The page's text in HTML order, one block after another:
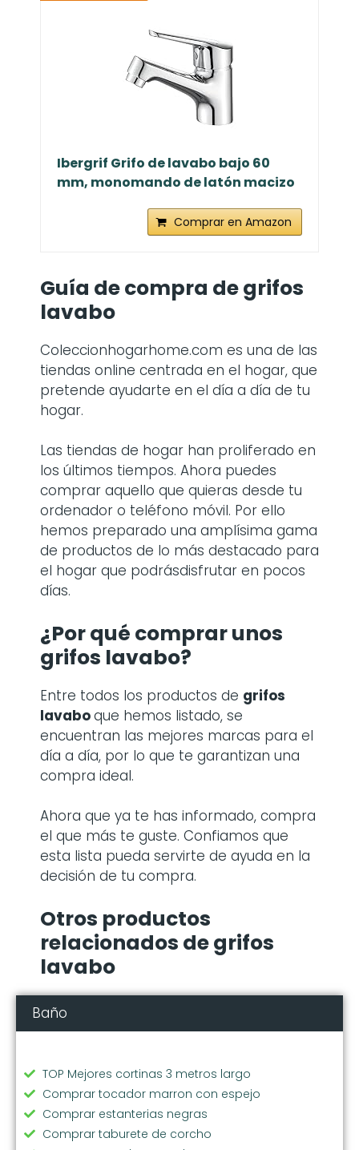
Ibergrif Grifo de lavabo bajo 60
mm, monomando de latón macizo
Comprar en Amazon
Guía de compra de grifos
lavabo
Coleccionhogarhome.com es una de las
tiendas online centrada en el hogar, que
pretende ayudarte en el día a día de tu
hogar.
Las tiendas de hogar han proliferado en
los últimos tiempos. Ahora puedes
comprar aquello que quieras desde tu
ordenador o teléfono móvil. Por ello
hemos preparado una amplísima gama
de productos de lo más destacado para
el hogar que podrásdisfrutar en pocos
días.
¿Por qué comprarunos
grifos lavabo?
Entre todos los productos de grifos
lavaboque hemos listado, se
encuentran las mejores marcas para el
día a día, por lo que te garantizan una
compra ideal.
Ahora que ya te has informado, compra
el que más te guste. Confiamos que
esta lista pueda servirte de ayuda en la
decisión de tu compra.
Otros productos
relacionados de grifos
lavabo
Baño
TOP Mejores cortinas 3 metros largo
Comprar tocador marron con espejo
Comprar estanterias negras
Comprar taburete de corcho